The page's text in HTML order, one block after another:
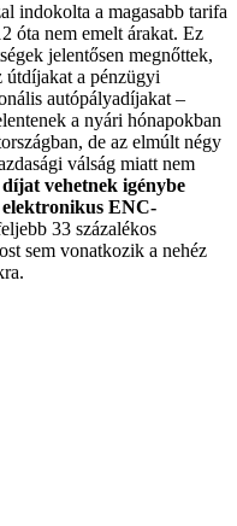
indokolta a magasabb tarifa
óta nem emelt árakat. Ez
jelentősen megnőttek,
útdíjakat a pénzügyi
autópályadíjakat –
a nyári hónapokban
de az elmúlt négy
válság miatt nem
vehetnek igénybe
ENC-
33 százalékos
sem vonatkozik a nehéz